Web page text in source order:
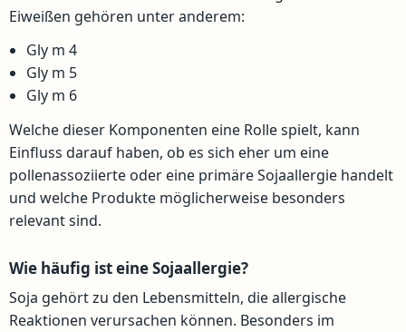
Eiweißen gehören unter anderem:
Gly m 4
Gly m 5
Gly m 6
Welche dieser Komponenten eine Rolle spielt, kann
Einfluss darauf haben, ob es sich eher um eine
pollenassoziierte oder eine primäre Sojaallergie handelt
und welche Produkte möglicherweise besonders
relevant sind.
Wie häufig ist eine Sojaallergie?
Soja gehört zu den Lebensmitteln, die allergische
Reaktionen verursachen können. Besonders im